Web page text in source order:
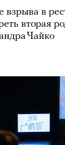
взрыва в
вторая
Чайко